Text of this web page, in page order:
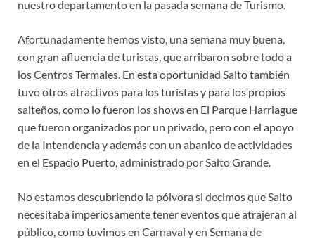
nuestro departamento en la pasada semana de Turismo.
Afortunadamente hemos visto, una semana muy buena,
con gran afluencia de turistas, que arribaron sobre todo a
los Centros Termales. En esta oportunidad Salto también
tuvo otros atractivos para los turistas y para los propios
salteños, como lo fueron los shows en El Parque Harriague
que fueron organizados por un privado, pero con el apoyo
de la Intendencia y además con un abanico de actividades
en el Espacio Puerto, administrado por Salto Grande.
No estamos descubriendo la pólvora si decimos que Salto
necesitaba imperiosamente tener eventos que atrajeran al
público, como tuvimos en Carnaval y en Semana de